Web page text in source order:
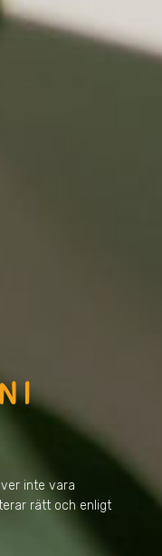
I
inte vara
rätt och enligt